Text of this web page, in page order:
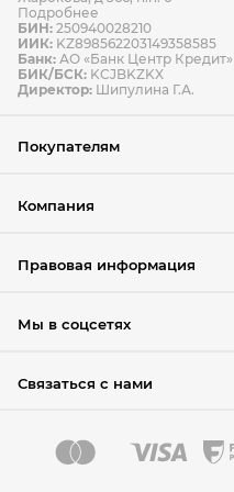
Условия возврата товара
Подробнее
БИН: 250940028210
ИИК: KZ898562203149358585
Банк: АО «Банк Центр Кредит»
БИК/БСК: KCJBKZKX
Директор: Шипулина Г.А.
Покупателям
Компания
Правовая информация
Мы в соцсетях
Связаться с нами